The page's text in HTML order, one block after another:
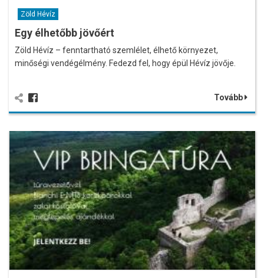
Zöld Hévíz
Egy élhetőbb jövőért
Zöld Hévíz – fenntartható szemlélet, élhető környezet,
minőségi vendégélmény. Fedezd fel, hogy épül Hévíz jövője.
Tovább